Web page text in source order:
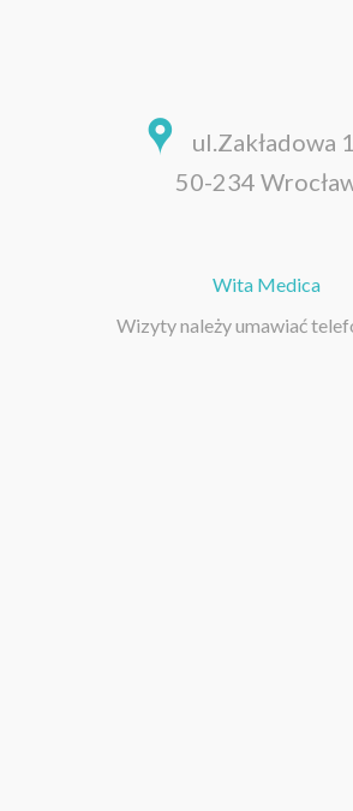
ul.Zakładowa
50-234
Wita Medica
Wizyty należy umawiać